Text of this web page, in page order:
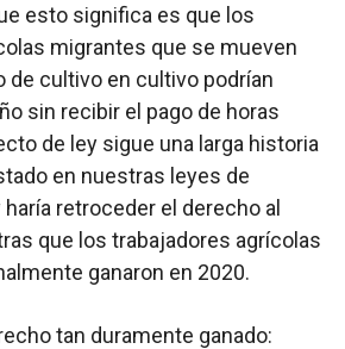
esto significa es que los
migrantes que se mueven
de cultivo en cultivo podrían
sin recibir el pago de horas
de ley sigue una larga historia
en nuestras leyes de
retroceder el derecho al
que los trabajadores agrícolas
ganaron en 2020.
tan duramente ganado: